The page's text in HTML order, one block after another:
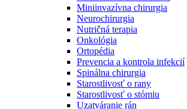
V nefrologických ambulanciách
a prípravu pacientov k jednotlivým
obličiek. Zvoľte si mesto, ktoré
Miniinvazívna chirurgia
Neurochirurgia
Nutričná terapia
Onkológia
Ortopédia
Prevencia a kontrola infekcií
Spinálna chirurgia
Starostlivosť o rany
Starostlivosť o stómiu
Uzatváranie rán